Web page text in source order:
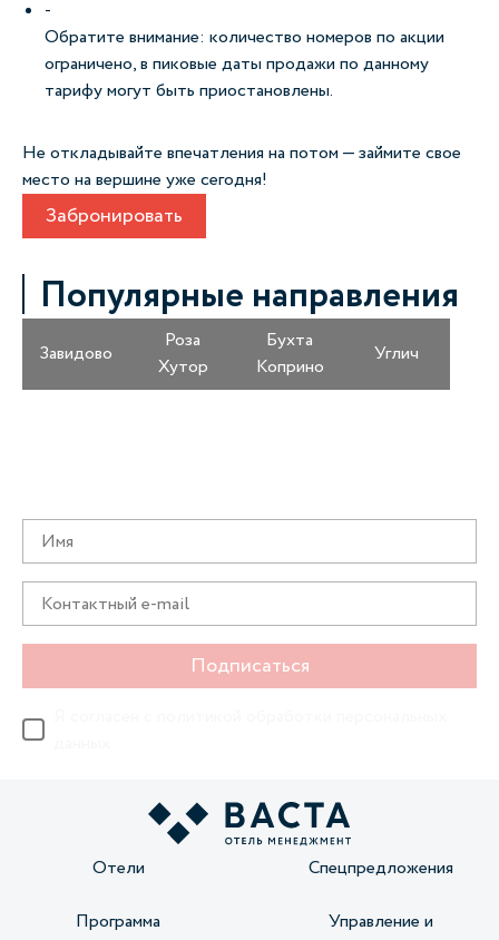
Обратите внимание: количество номеров по акции
ограничено, в пиковые даты продажи по данному
тарифу могут быть приостановлены.
Не откладывайте впечатления на потом — займите свое
место на вершине уже сегодня!
Забронировать
Популярные направления
Завидово
Роза
Хутор
Бухта
Коприно
Углич
Подписаться
Отели Спецпредложения
Программа
Управление и